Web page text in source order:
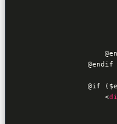
                @endif
@if
<